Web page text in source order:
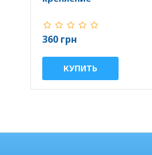
360 грн
КУПИТЬ